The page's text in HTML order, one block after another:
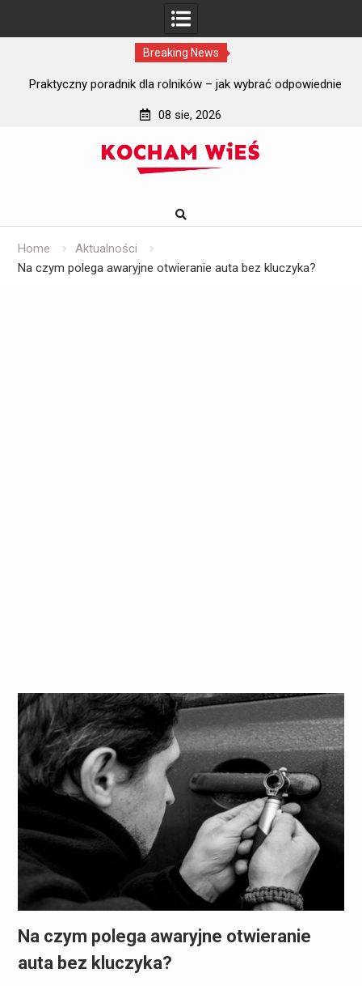
Breaking News
Praktyczny poradnik dla rolników – jak wybrać odpowiednie
08 sie, 2026
Home
Aktualności
Na czym polega awaryjne otwieranie auta bez kluczyka?
Na czym polega awaryjne otwieranie
auta bez kluczyka?